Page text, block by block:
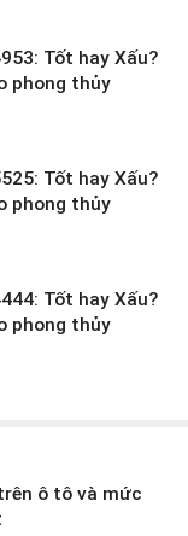
Tốt hay Xấu?
phong thủy
Tốt hay Xấu?
phong thủy
Tốt hay Xấu?
phong thủy
ô tô và mức